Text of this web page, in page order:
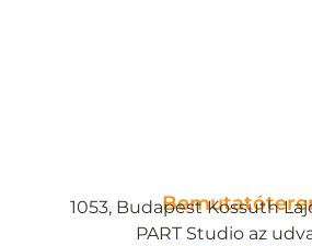
1053, Budapest Kossuth
PART Studio az